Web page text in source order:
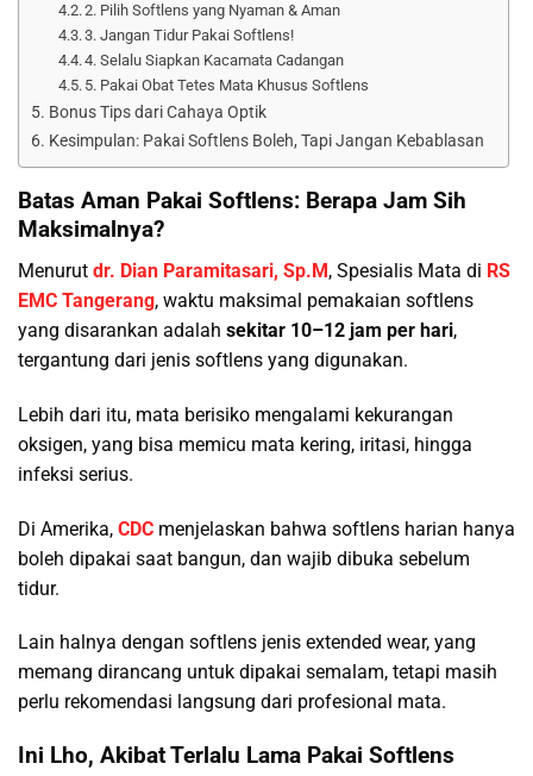
2. Pilih Softlens yang Nyaman & Aman
3. Jangan Tidur Pakai Softlens!
4. Selalu Siapkan Kacamata Cadangan
5. Pakai Obat Tetes Mata Khusus Softlens
Bonus Tips dari Cahaya Optik
Kesimpulan: Pakai Softlens Boleh, Tapi Jangan Kebablasan
Batas Aman Pakai Softlens: Berapa Jam Sih
Maksimalnya?
Menurut dr. Dian Paramitasari, Sp.M, Spesialis Mata di RS
EMC Tangerang, waktu maksimal pemakaian softlens
yang disarankan adalah sekitar 10–12 jam per hari,
tergantung dari jenis softlens yang digunakan.
Lebih dari itu, mata berisiko mengalami kekurangan
oksigen, yang bisa memicu mata kering, iritasi, hingga
infeksi serius.
Di Amerika, CDC menjelaskan bahwa softlens harian hanya
boleh dipakai saat bangun, dan wajib dibuka sebelum
tidur.
Lain halnya dengan softlens jenis extended wear, yang
memang dirancang untuk dipakai semalam, tetapi masih
perlu rekomendasi langsung dari profesional mata.
Ini Lho, Akibat Terlalu Lama Pakai Softlens